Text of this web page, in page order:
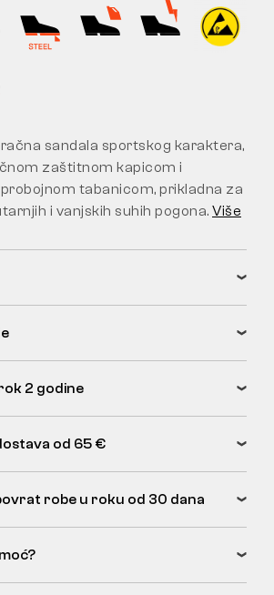
sandala sportskog karaktera,
zaštitnom kapicom i
tabanicom, prikladna za
i vanjskih suhih pogona. Više
2 godine
od 65 €
robe u roku od 30 dana